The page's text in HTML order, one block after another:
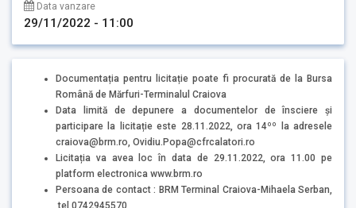
Data vanzare
29/11/2022 - 11:00
Documentația pentru licitație poate fi procurată de la Bursa
Română de Mărfuri-Terminalul Craiova
Data limită de depunere a documentelor de însciere și
participare la licitație este 28.11.2022, ora 14ºº la adresele
craiova@brm.ro, Ovidiu.Popa@cfrcalatori.ro
Licitația va avea loc în data de 29.11.2022, ora 11.00 pe
platform electronica www.brm.ro
Persoana de contact : BRM Terminal Craiova-Mihaela Serban,